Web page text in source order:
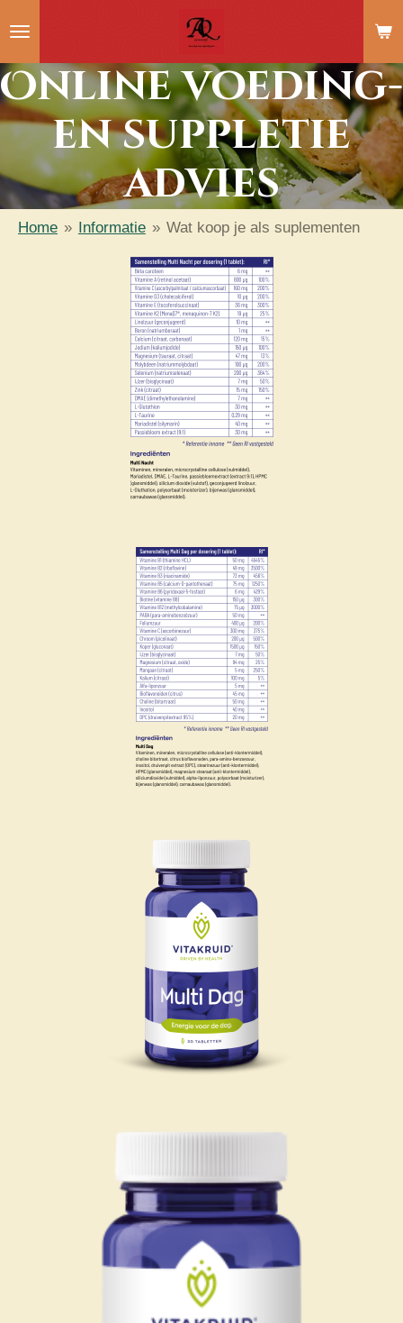
Ga
naar
de
hoofdinhoud
Online voeding-
en suppletie
advies
Home » Informatie » Wat koop je als suplementen